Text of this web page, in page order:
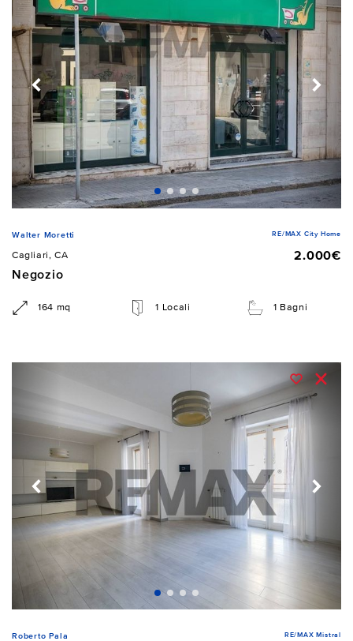
Walter Moretti RE/MAX City Home
Cagliari, CA
2.000€
Negozio
164 mq 1 Locali 1 Bagni
Roberto Pala RE/MAX Mistral